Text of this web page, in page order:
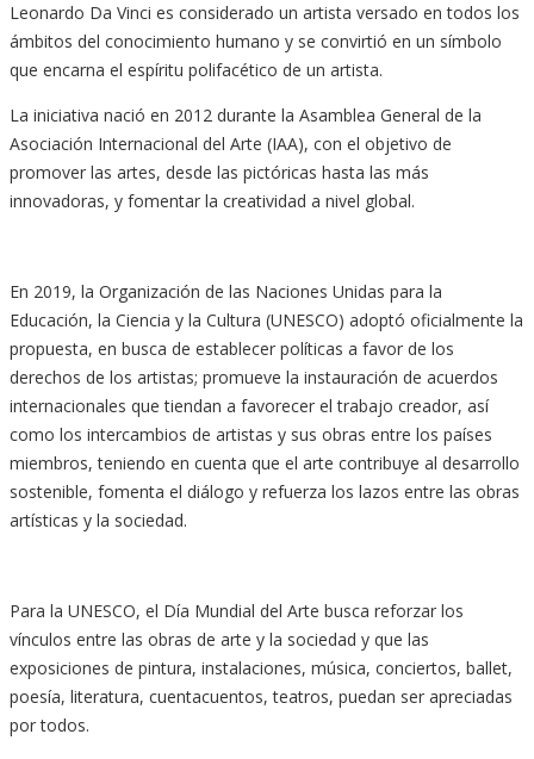
Leonardo Da Vinci es considerado un artista versado en todos los
ámbitos del conocimiento humano y se convirtió en un símbolo
que encarna el espíritu polifacético de un artista.
La iniciativa nació en 2012 durante la Asamblea General de la
Asociación Internacional del Arte (IAA), con el objetivo de
promover las artes, desde las pictóricas hasta las más
innovadoras, y fomentar la creatividad a nivel global.
En 2019, la Organización de las Naciones Unidas para la
Educación, la Ciencia y la Cultura (UNESCO) adoptó oficialmente la
propuesta, en busca de establecer políticas a favor de los
derechos de los artistas; promueve la instauración de acuerdos
internacionales que tiendan a favorecer el trabajo creador, así
como los intercambios de artistas y sus obras entre los países
miembros, teniendo en cuenta que el arte contribuye al desarrollo
sostenible, fomenta el diálogo y refuerza los lazos entre las obras
artísticas y la sociedad.
Para la UNESCO, el Día Mundial del Arte busca reforzar los
vínculos entre las obras de arte y la sociedad y que las
exposiciones de pintura, instalaciones, música, conciertos, ballet,
poesía, literatura, cuentacuentos, teatros, puedan ser apreciadas
por todos.